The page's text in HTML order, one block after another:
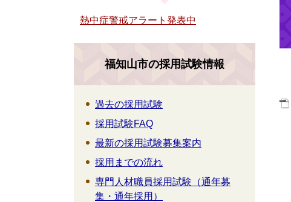
熱中症警戒アラート発表中
福知山市の採用試験情報
過去の採用試験
採用試験FAQ
最新の採用試験募集案内
採用までの流れ
専門人材職員採用試験（通年募
集・通年採用）